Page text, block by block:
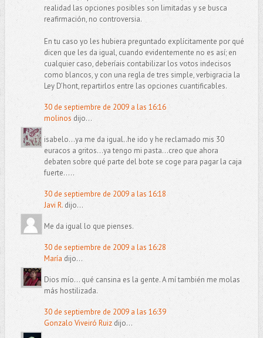
realidad las opciones posibles son limitadas y se busca
reafirmación, no controversia.
En tu caso yo les hubiera preguntado explícitamente por qué
dicen que les da igual, cuando evidentemente no es así; en
cualquier caso, deberíais contabilizar los votos indecisos
como blancos, y con una regla de tres simple, verbigracia la
Ley D’hont, repartirlos entre las opciones cuantificables.
30 de septiembre de 2009 a las 16:16
molinos dijo...
isabelo...ya me da igual..he ido y he reclamado mis 30
euracos a gritos...ya tengo mi pasta...creo que ahora
debaten sobre qué parte del bote se coge para pagar la caja
fuerte.....
30 de septiembre de 2009 a las 16:18
Javi R.dijo...
Me da igual lo que pienses.
30 de septiembre de 2009 a las 16:28
María dijo...
Dios mío... qué cansina es la gente. A mí también me molas
más hostilizada.
30 de septiembre de 2009 a las 16:39
Gonzalo Viveiró Ruizdijo...